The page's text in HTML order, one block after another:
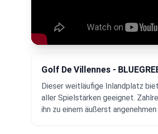
Golf De Villennes -
Dieser weitläufige Inlandplatz
aller Spielstärken geeignet.
ihn zu einem äußerst